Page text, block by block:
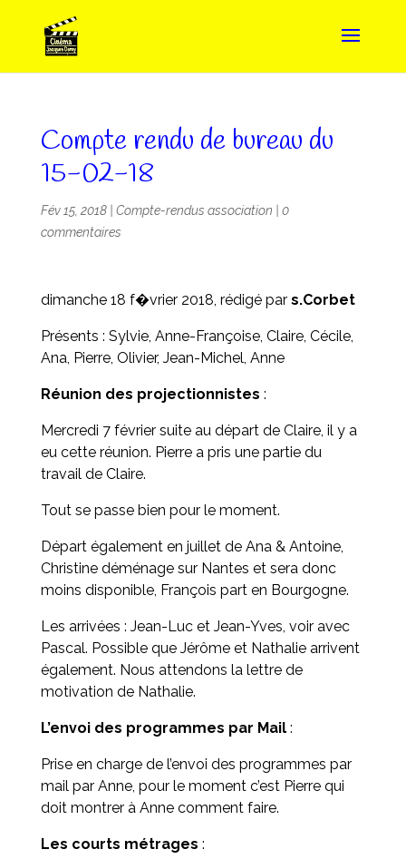
Compte rendu de bureau du
15-02-18
Fév 15, 2018| Compte-rendus association
0
commentaires
dimanche 18 f�vrier 2018, rédigé par s.Corbet
Présents : Sylvie, Anne-Françoise, Claire, Cécile,
Ana, Pierre, Olivier, Jean-Michel, Anne
Réunion des projectionnistes :
Mercredi 7 février suite au départ de Claire, il y a
eu cette réunion. Pierre a pris une partie du
travail de Claire.
Tout se passe bien pour le moment.
Départ également en juillet de Ana & Antoine,
Christine déménage sur Nantes et sera donc
moins disponible, François part en Bourgogne.
Les arrivées : Jean-Luc et Jean-Yves, voir avec
Pascal. Possible que Jérôme et Nathalie arrivent
également. Nous attendons la lettre de
motivation de Nathalie.
L’envoi des programmes par Mail:
Prise en charge de l’envoi des programmes par
mail par Anne, pour le moment c’est Pierre qui
doit montrer à Anne comment faire.
Les courts métrages :